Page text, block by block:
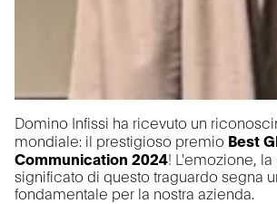
Domino Infissi ha ricevuto un
mondiale: il prestigioso premio Best
Communication 2024! L'emozione,
significato di questo traguardo segna
fondamentale per la nostra azienda.